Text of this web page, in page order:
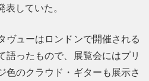
していた。
ヴューはロンドンで開催される
語ったもので、展覧会にはプリ
色のクラウド・ギターも展示さ